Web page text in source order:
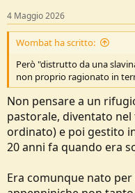
s
:
4 Maggio 2026
Wombat ha scritto:
Però "distrutto da una
non proprio ragionato in
Non pensare a un
pastorale, diventato
ordinato) e poi gestito
20 anni fa quando era
Era comunque nato